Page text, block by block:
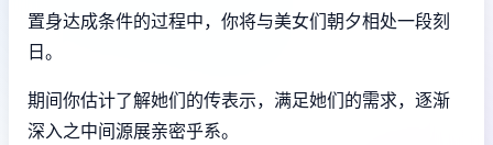
置身达成条件的过程中， 你将与美女们朝夕相处一段刻
日。
期间你估计了解她们的传表示，满足她们的需求，逐渐
深入之中间源展亲密乎系。